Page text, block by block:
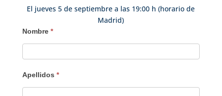
El jueves 5 de septiembre a las 19:00 h (horario de
Madrid)
Interesado
Taller
(y
Logra
Nombre *
Apellidos *